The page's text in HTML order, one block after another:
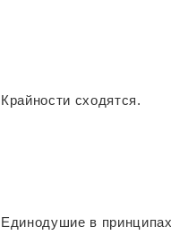
Крайности сходятся.
Единодушие в